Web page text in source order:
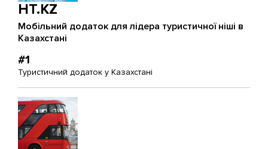
HT.KZ
Мобільний додаток для лідера туристичної ніші в
Казахстані
#1
Туристичний додаток у Казахстані